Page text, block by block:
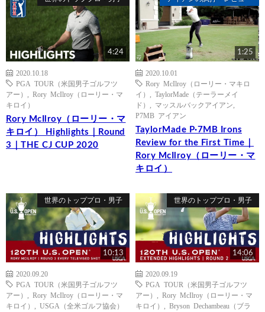
4:24
2020.10.18
PGA TOUR（米国男子ゴルフツ
アー）
Rory McIlroy（ローリー・マ
キロイ）
Rory McIlroy（ローリー・マ
キロイ） Highlights｜Round
3｜THE CJ CUP 2020
1:25
2020.10.01
Rory McIlroy（ローリー・マキロ
イ）
TaylorMade（テーラーメイ
ド）
マッスルバックアイアン
P7MB アイアン
TaylorMade P·7MB Irons
Review for the First Time｜
Rory McIlroy（ローリー・マ
キロイ）
世界のトッププロ・男子
10:13
2020.09.20
PGA TOUR（米国男子ゴルフツ
アー）
Rory McIlroy（ローリー・マ
キロイ）
USGA（全米ゴルフ協会）
世界のトッププロ・男子
14:06
2020.09.19
PGA TOUR（米国男子ゴルフツ
アー）
Rory McIlroy（ローリー・マ
キロイ）
Bryson Dechambeau（ブラ